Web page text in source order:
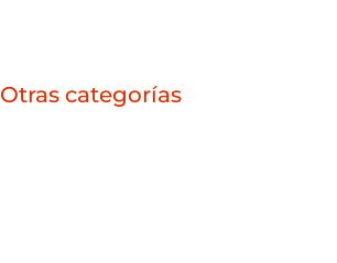
Otras categorías